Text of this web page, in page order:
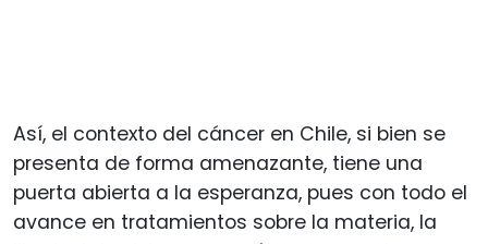
Así, el contexto del cáncer en Chile, si bien se
presenta de forma amenazante, tiene una
puerta abierta a la esperanza, pues con todo el
avance en tratamientos sobre la materia, la